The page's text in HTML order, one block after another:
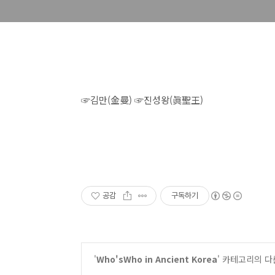
☞김만(金曼) ☞진성왕(眞聖王)
공감 구독하기
'Who'sWho in Ancient Korea' 카테고리의 다